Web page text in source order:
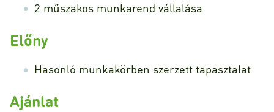
2 műszakos munkarend vállalása
Előny
Hasonló munkakörben szerzett tapasztalat
Ajánlat